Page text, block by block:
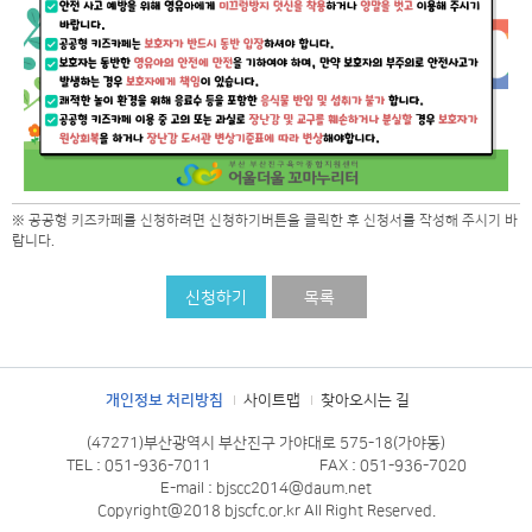
※ 공공형 키즈카페를 신청하려면 신청하기버튼을 클릭한 후 신청서를 작성해 주시기 바
랍니다.
신청하기 목록
개인정보 처리방침 사이트맵 찾아오시는 길
(47271)부산광역시 부산진구 가야대로 575-18(가야동)
TEL : 051-936-7011
FAX : 051-936-7020
E-mail : bjscc2014@daum.net
Copyright@2018 bjscfc.or.kr All Right Reserved.